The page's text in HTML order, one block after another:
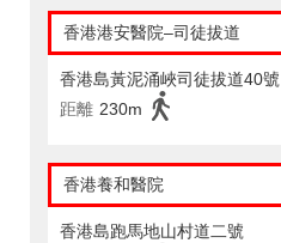
香港港安醫院–司徒拔道
香港島黃泥涌峽司徒拔道40號
距離 230m
香港養和醫院
香港島跑馬地山村道二號